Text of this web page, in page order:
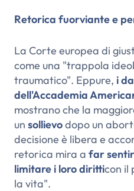
Retorica fuorviante e
La Corte europea di
come una "trappola
traumatico". Eppure, i
dell'Accademia
mostrano che la
un sollievodopo un
decisione è libera e
retorica mira a far
limitare i loro diritticon il
la vita".